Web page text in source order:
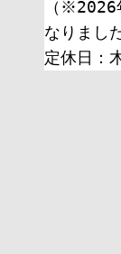
（※2026
なりました
定休日：